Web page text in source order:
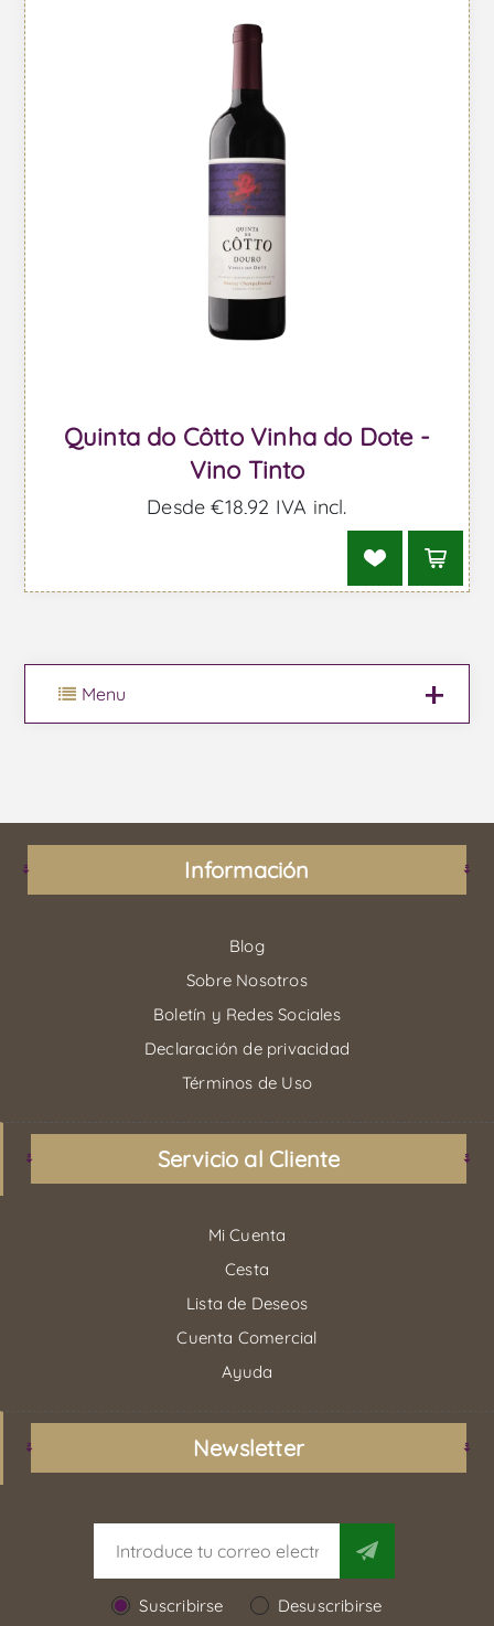
Quinta do Côtto Vinha do Dote -
Vino Tinto
Desde €18,92 IVA incl.
Menu
Información
Blog
Sobre Nosotros
Boletín y Redes Sociales
Declaración de privacidad
Términos de Uso
Servicio al Cliente
Mi Cuenta
Cesta
Lista de Deseos
Cuenta Comercial
Ayuda
Newsletter
Suscribirse Desuscribirse